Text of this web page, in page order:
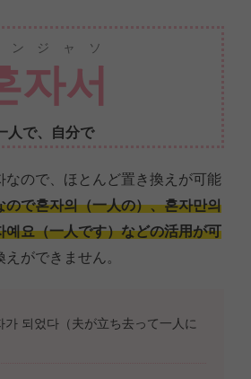
자서
ンジャソ
人で、自分で
なので、ほとんど置き換えが可能
ので혼자의（一人の）、혼자만의
예요（一人です）などの活用が可
ができません。
가 되었다（夫が立ち去って一人に